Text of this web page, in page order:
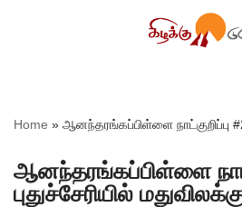
Home » ஆனந்தரங்கப்பிள்ளை நாட்குறிப்பு #2
ஆனந்தரங்கப்பிள்ளை
புதுச்சேரியில்